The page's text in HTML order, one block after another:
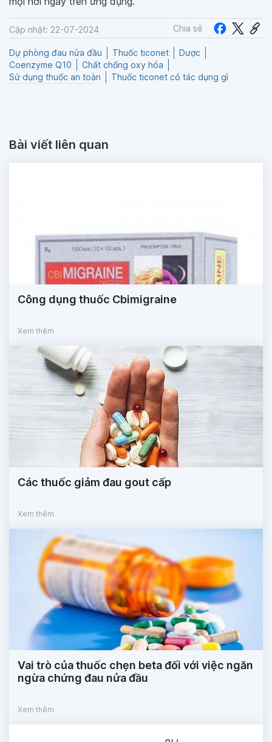
Cập nhật: 22-07-2024 Chia sẻ
Dự phòng đau nửa đầu Thuốc ticonet
Dược
Coenzyme Q10
Chất chống oxy hóa
Sử dụng thuốc an toàn
Thuốc ticonet có tác dụng gì
Bài viết liên quan
Công dụng thuốc Cbimigraine
Xem thêm
Các thuốc giảm đau gout cấp
Xem thêm
Vai trò của thuốc chẹn beta đối với việc ngăn
ngừa chứng đau nửa đầu
Xem thêm